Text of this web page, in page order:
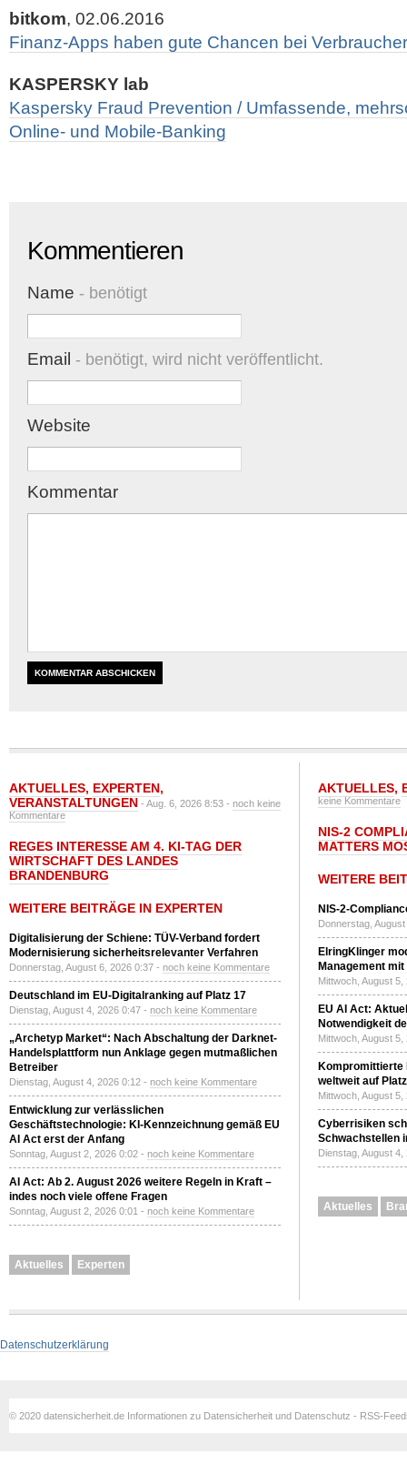
bitkom, 02.06.2016
Finanz-Apps haben gute Chancen bei
KASPERSKY lab
Kaspersky Fraud Prevention / Umfassende,
Online- und Mobile-Banking
Kommentieren
Name - benötigt
Email - benötigt, wird nicht veröffentlicht.
Website
Kommentar
AKTUELLES, EXPERTEN,
VERANSTALTUNGEN - Aug. 6, 2026 8:53 - noch keine
Kommentare
REGES INTERESSE AM 4. KI-TAG DER
WIRTSCHAFT DES LANDES
BRANDENBURG
WEITERE BEITRÄGE IN EXPERTEN
Digitalisierung der Schiene: TÜV-Verband fordert
Modernisierung sicherheitsrelevanter Verfahren
Donnerstag, August 6, 2026 0:37 - noch keine Kommentare
Deutschland im EU-Digitalranking auf Platz 17
Dienstag, August 4, 2026 0:47 - noch keine Kommentare
„Archetyp Market“: Nach Abschaltung der Darknet-
Handelsplattform nun Anklage gegen mutmaßlichen
Betreiber
Dienstag, August 4, 2026 0:12 - noch keine Kommentare
Entwicklung zur verlässlichen
Geschäftstechnologie: KI-Kennzeichnung gemäß EU
AI Act erst der Anfang
Sonntag, August 2, 2026 0:02 - noch keine Kommentare
AI Act: Ab 2. August 2026 weitere Regeln in Kraft –
indes noch viele offene Fragen
Sonntag, August 2, 2026 0:01 - noch keine Kommentare
Aktuelles Experten
AKTUELLES,
keine Kommentare
NIS-2
MATTERS
WEITERE
NIS-2-
Donnerstag,
ElringKlinger
Management
Mittwoch, August
EU AI Act:
Notwendigkeit
Mittwoch, August
Kompromittierte
weltweit auf
Mittwoch, August
Cyberrisiken
Schwachstellen
Dienstag, August
Aktuelles
Datenschutzerklärung
© 2020 datensicherheit.de Informationen zu Datensicherheit und Datenschutz - RSS-